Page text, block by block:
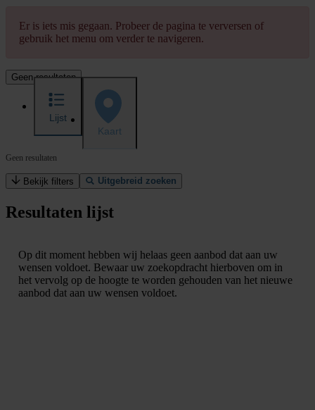
Er is iets mis gegaan. Probeer de pagina te verversen of
gebruik het menu om verder te navigeren.
Geen resultaten
Lijst
Kaart
Geen resultaten
Bekijk filters Uitgebreid zoeken
Resultaten lijst
Op dit moment hebben wij helaas geen aanbod dat aan uw
wensen voldoet. Bewaar uw zoekopdracht hierboven om in
het vervolg op de hoogte te worden gehouden van het nieuwe
aanbod dat aan uw wensen voldoet.